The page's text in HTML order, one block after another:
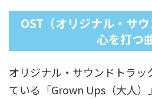
OST（オリジナル・サ
心を打つ
オリジナル・サウンドトラッ
ている「Grown Ups（大人